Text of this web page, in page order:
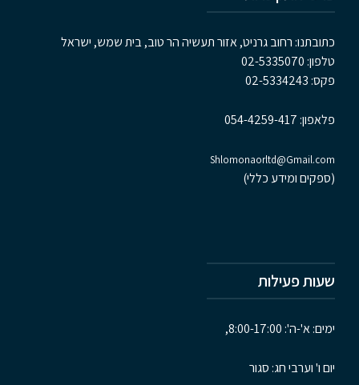
כתובתנו: רחוב גרניט, אזור תעשיה הר טוב, בית שמש, ישראל
טלפון: 02-5335070
פקס: 02-5334243
פלאפון: 054-4259-417
Shlomonaorltd@Gmail.com
(ספקים ומידע כללי)
שעות פעילות
ימים: א'-ה': 8:00-17:00,
יום ו' וערבי חג: סגור